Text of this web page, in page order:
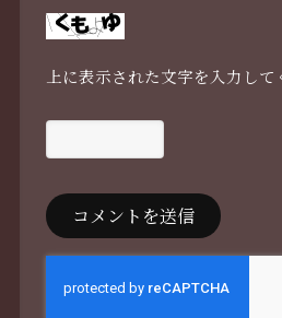
上に表示された文字を入力して